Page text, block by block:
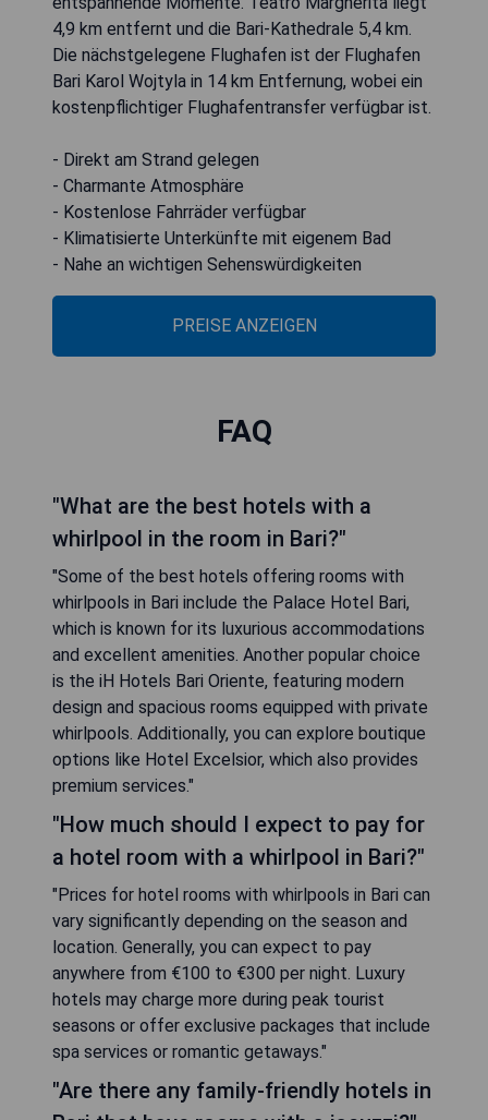
4,9 km entfernt und die Bari-Kathedrale 5,4 km.
Die nächstgelegene Flughafen ist der Flughafen
Bari Karol Wojtyla in 14 km Entfernung, wobei ein
kostenpflichtiger Flughafentransfer verfügbar ist.
- Direkt am Strand gelegen
- Charmante Atmosphäre
- Kostenlose Fahrräder verfügbar
- Klimatisierte Unterkünfte mit eigenem Bad
- Nahe an wichtigen Sehenswürdigkeiten
PREISE ANZEIGEN
FAQ
"What are the best hotels with a
whirlpool in the room in Bari?"
"Some of the best hotels offering rooms with
whirlpools in Bari include the Palace Hotel Bari,
which is known for its luxurious accommodations
and excellent amenities. Another popular choice
is the iH Hotels Bari Oriente, featuring modern
design and spacious rooms equipped with private
whirlpools. Additionally, you can explore boutique
options like Hotel Excelsior, which also provides
premium services."
"How much should I expect to pay for
a hotel room with a whirlpool in Bari?"
"Prices for hotel rooms with whirlpools in Bari can
vary significantly depending on the season and
location. Generally, you can expect to pay
anywhere from €100 to €300 per night. Luxury
hotels may charge more during peak tourist
seasons or offer exclusive packages that include
spa services or romantic getaways."
"Are there any family-friendly hotels in